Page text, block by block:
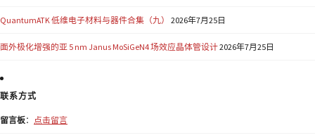
QuantumATK 低维电子材料与器件合集（九） 2026年7月25日
面外极化增强的亚 5 nm Janus MoSiGeN4 场效应晶体管设计2026年7月25日
联系方式
留言板： 点击留言